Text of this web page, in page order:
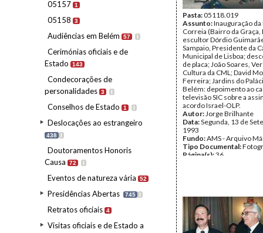
05157 1
05158 3
Audiências em Belém 57 I
Cerimónias oficiais e de
Estado
143
Condecorações de
personalidades 3 I
Conselhos de Estado 1 I
Deslocações ao estrangeiro
438 I
Doutoramentos Honoris
Causa
72 I
Eventos de natureza vária 52
Presidências Abertas 745 I
Retratos oficiais 4
Visitas oficiais e de Estado a
Pasta:05118.019
Assunto:Inauguração da
Correia (Bairro da Graça,
escultor Dórdio
Sampaio, Presidente da
Municipal de Lisboa;
de placa; João Soares,
Cultura da CML; David
Ferreira; Jardins do
Belém: depoimento ao
televisão SIC sobre a
acordo Israel-OLP.
Autor:Jorge Brilhante
Data:Segunda, 13 de
1993
Fundo:AMS - Arquivo
Tipo Documental:
Página(s):36